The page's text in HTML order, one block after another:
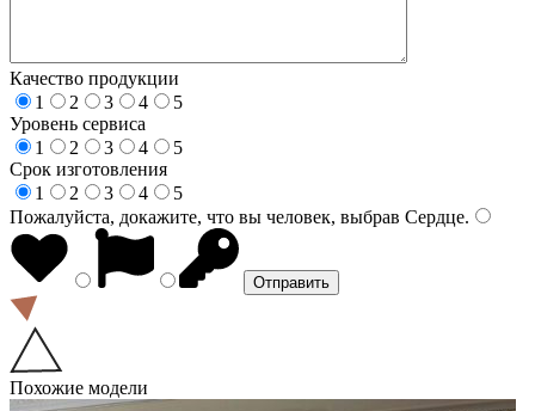
Качество продукции
1
2 3 4
5
Уровень сервиса
1
2 3 4
5
Срок изготовления
1
2 3 4
5
Пожалуйста, докажите, что вы человек, выбрав Сердце.
Похожие модели